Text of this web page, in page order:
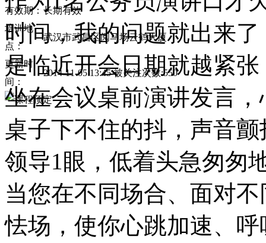
有效期： 长期有效
培训地
点：
武汉市武昌区阅马场云鹤大厦
更新时
间：
2014-11-05 13:45 被关注次数:550
时间，我的问题就出来
是临近开会日期就越紧
坐在会议桌前演讲发言
桌子下不住的抖，声音
领导1眼，低着头急匆
当您在不同场合、面对
怯场，使你心跳加速、